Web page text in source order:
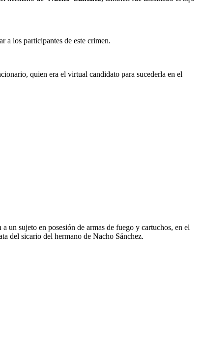
a los participantes de este crimen.
quien era el virtual candidato para sucederla en el
un sujeto en posesión de armas de fuego y cartuchos, en el
del sicario del hermano de Nacho Sánchez.